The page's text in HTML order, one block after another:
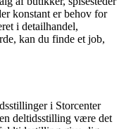
konstant er behov for
i detailhandel,
kan du finde et job,
i Storcenter
deltidsstilling være det